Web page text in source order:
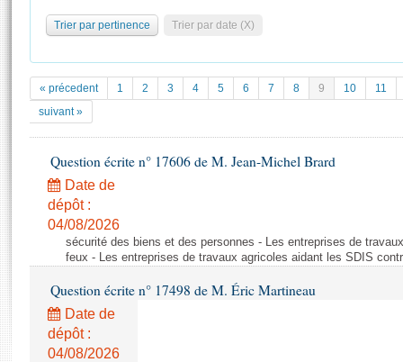
Pétitions
Documents parlementaires
Projets de loi
Propositions de loi
Amendements
Textes adoptés
Rapports d'information
Rapports législatifs
Rapports sur l'application des lois
Baromètre de l’application des lois
Statistiques et chiffres clés
Documents de référence
( Constitution | Règlement de l'Assemblée ... )
Histoire
Juniors
Anciennes législatures
Liens vers les sites publics
La Bibliothèque
Les archives
Photos libres de droit
Trier par pertinence Trier par date (X)
« précedent 1 2 3 4 5 6 7 8 9 10
11
suivant »
Question écrite n° 17606 de M. Jean-Michel Brard
Date de
dépôt :
04/08/2026
sécurité des biens et des personnes - Les entreprises de
feux - Les entreprises de travaux agricoles aidant les SDIS
Question écrite n° 17498 de M. Éric Martineau
Date de
dépôt :
04/08/2026